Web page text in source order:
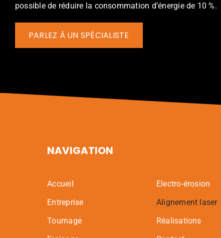
possible de réduire la consommation d’énergie de 10 %.
PARLEZ À UN SPÉCIALISTE
NAVIGATION
Accueil
Entreprise
Tournage
Electro-érosion
Alignement laser
Réalisations